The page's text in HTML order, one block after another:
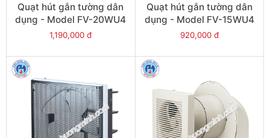
Quạt hút gắn tường dân
dụng - Model FV-20WU4
1,190,000 đ
Quạt hút gắn tường dân
dụng - Model FV-15WU4
920,000 đ